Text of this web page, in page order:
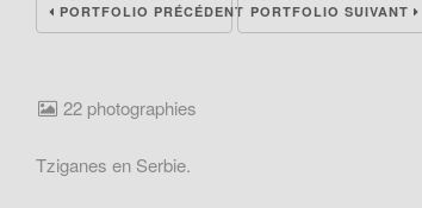
PORTFOLIO PRÉCÉDENT PORTFOLIO SUIVANT
22 photographies
Tziganes en Serbie.